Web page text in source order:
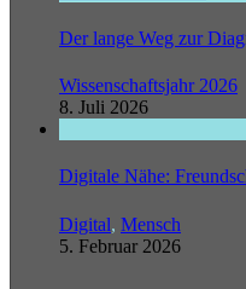
Der lange Weg zur
Wissenschaftsjahr 2026
8. Juli 2026
Digitale Nähe:
Digital, Mensch
5. Februar 2026